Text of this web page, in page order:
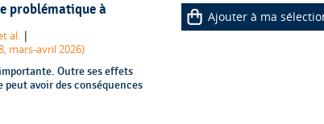
problématique à
al. |
mars-avril 2026)
Outre ses effets
avoir des conséquences
Ajouter à ma